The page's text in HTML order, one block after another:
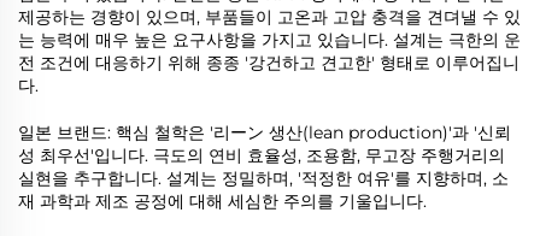
제공하는 경향이 있으며, 부품들이 고온과 고압 충격을 견뎌낼 수 있
는 능력에 매우 높은 요구사항을 가지고 있습니다. 설계는 극한의 운
전 조건에 대응하기 위해 종종 '강건하고 견고한' 형태로 이루어집니
다.
일본 브랜드: 핵심 철학은 '리ーン 생산(lean production)'과 '신뢰
성 최우선'입니다. 극도의 연비 효율성, 조용함, 무고장 주행거리의
실현을 추구합니다. 설계는 정밀하며, '적정한 여유'를 지향하며, 소
재 과학과 제조 공정에 대해 세심한 주의를 기울입니다.